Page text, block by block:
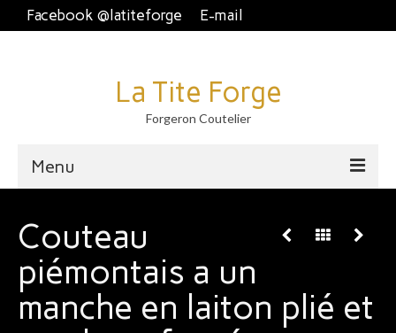
Facebook @latiteforge E-mail
La Tite Forge
Forgeron Coutelier
Menu
Disponible
Brut de forge
Piémontais et crans plat.
Couteau
piémontais a un
manche en laiton plié et